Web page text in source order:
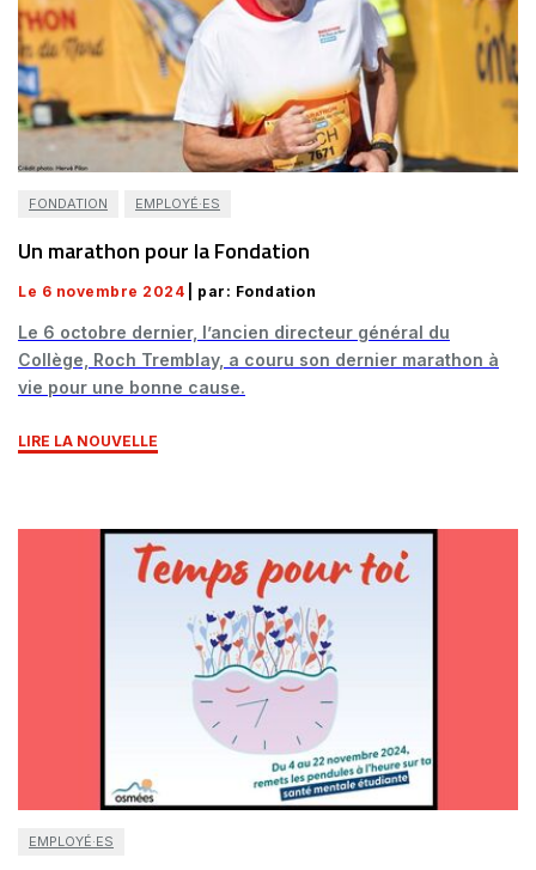
FONDATION EMPLOYÉ·ES
Un marathon pour la Fondation
Le 6 novembre 2024 | par: Fondation
Le 6 octobre dernier, l’ancien directeur général du
Collège, Roch Tremblay, a couru son dernier marathon à
vie pour une bonne cause.
LIRE LA NOUVELLE
EMPLOYÉ·ES